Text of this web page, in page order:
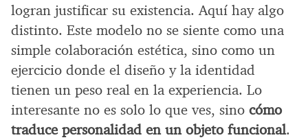
logran justificar su existencia. Aquí hay algo
distinto. Este modelo no se siente como una
simple colaboración estética, sino como un
ejercicio donde el diseño y la identidad
tienen un peso real en la experiencia. Lo
interesante no es solo lo que ves, sino cómo
traduce personalidad en un objeto funcional.